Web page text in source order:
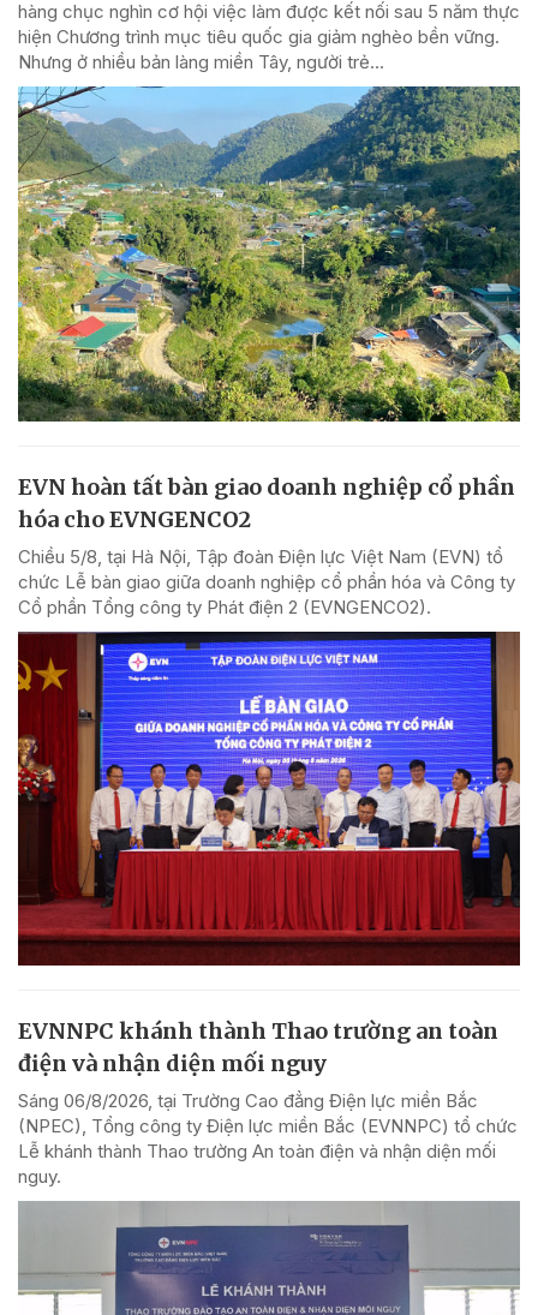
hàng chục nghìn cơ hội việc làm được kết nối sau 5 năm thực
hiện Chương trình mục tiêu quốc gia giảm nghèo bền vững.
Nhưng ở nhiều bản làng miền Tây, người trẻ...
EVN hoàn tất bàn giao doanh nghiệp cổ phần
hóa cho EVNGENCO2
Chiều 5/8, tại Hà Nội, Tập đoàn Điện lực Việt Nam (EVN) tổ
chức Lễ bàn giao giữa doanh nghiệp cổ phần hóa và Công ty
Cổ phần Tổng công ty Phát điện 2 (EVNGENCO2).
EVNNPC khánh thành Thao trường an toàn
điện và nhận diện mối nguy
Sáng 06/8/2026, tại Trường Cao đẳng Điện lực miền Bắc
(NPEC), Tổng công ty Điện lực miền Bắc (EVNNPC) tổ chức
Lễ khánh thành Thao trường An toàn điện và nhận diện mối
nguy.